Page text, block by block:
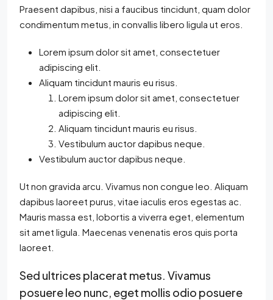
Praesent dapibus, nisi a faucibus tincidunt, quam dolor
condimentum metus, in convallis libero ligula ut eros.
Lorem ipsum dolor sit amet, consectetuer
adipiscing elit.
Aliquam tincidunt mauris eu risus.
Lorem ipsum dolor sit amet, consectetuer
adipiscing elit.
Aliquam tincidunt mauris eu risus.
Vestibulum auctor dapibus neque.
Vestibulum auctor dapibus neque.
Ut non gravida arcu. Vivamus non congue leo. Aliquam
dapibus laoreet purus, vitae iaculis eros egestas ac.
Mauris massa est, lobortis a viverra eget, elementum
sit amet ligula. Maecenas venenatis eros quis porta
laoreet.
Sed ultrices placerat metus. Vivamus
posuere leo nunc, eget mollis odio posuere